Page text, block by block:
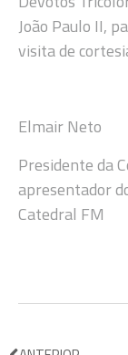
João Paulo II,
visita de
Elmair Neto
Presidente da
apresentador
Catedral FM